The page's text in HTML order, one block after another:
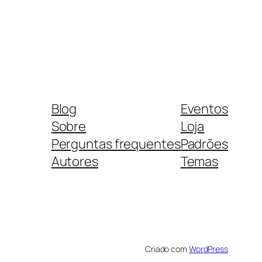
Blog
Sobre
Perguntas frequentes
Autores
Eventos
Loja
Padrões
Temas
Criado com WordPress